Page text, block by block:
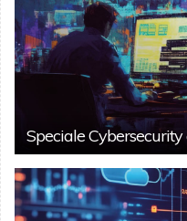
Speciale